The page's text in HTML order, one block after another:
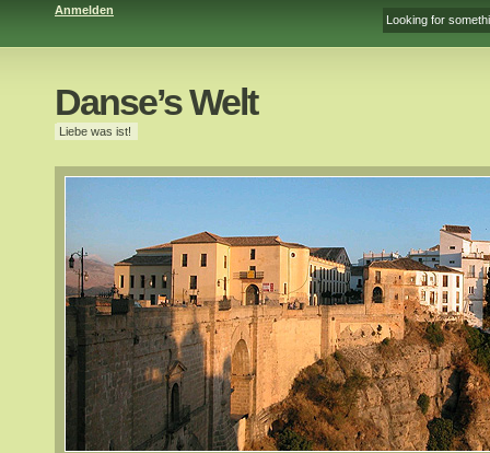
Anmelden
Danse’s Welt
Liebe was ist!